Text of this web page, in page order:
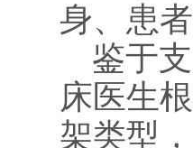
身、患
鉴于
床医生
架类型